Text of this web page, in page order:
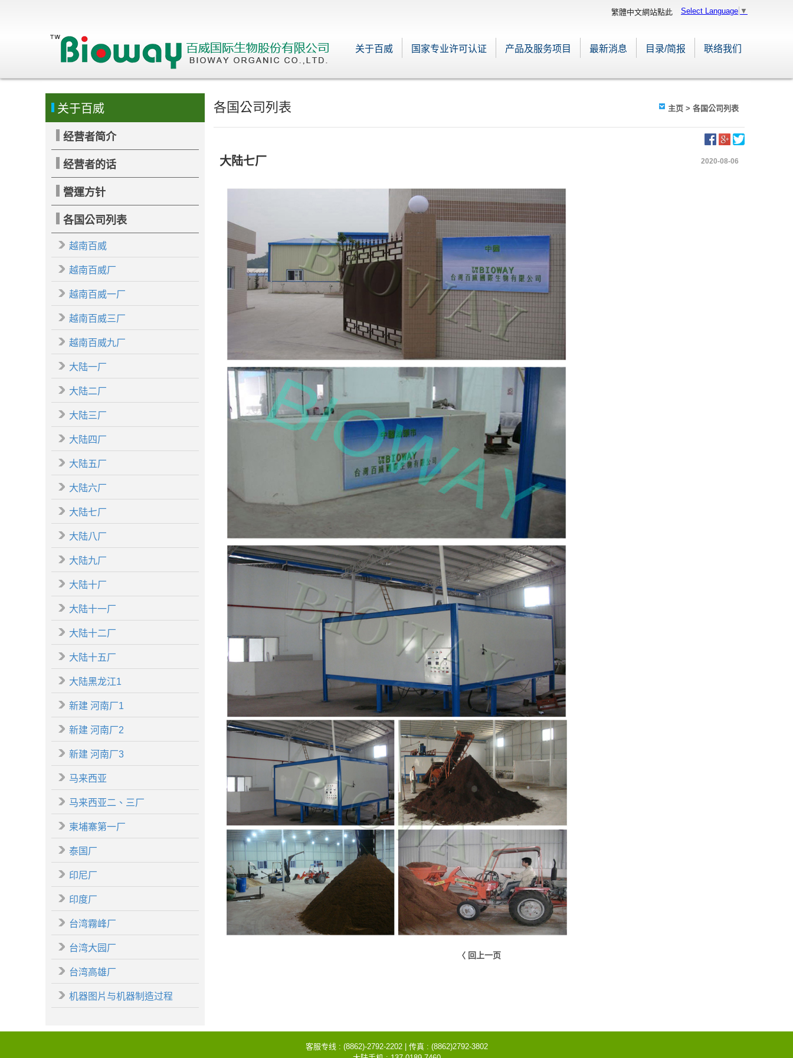
繁體中文網站點此 Select Language ▼
关于百威 国家专业许可认证 产品及服务项目 最新消息 目录/简报 联络我们
关于百威
经营者简介
经营者的话
營運方针
各国公司列表
越南百威
越南百威厂
越南百威一厂
越南百威三厂
越南百威九厂
大陆一厂
大陆二厂
大陆三厂
大陆四厂
大陆五厂
大陆六厂
大陆七厂
大陆八厂
大陆九厂
大陆十厂
大陆十一厂
大陆十二厂
大陆十五厂
大陆黑龙江1
新建 河南厂1
新建 河南厂2
新建 河南厂3
马来西亚
马来西亚二、三厂
柬埔寨第一厂
泰国厂
印尼厂
印度厂
台湾霧峰厂
台湾大园厂
台湾高雄厂
机器图片与机器制造过程
各国公司列表 主页 > 各国公司列表
大陆七厂 2020-08-06
〈 回上一页
客服专线 : (8862)-2792-2202 | 传真 : (8862)2792-3802